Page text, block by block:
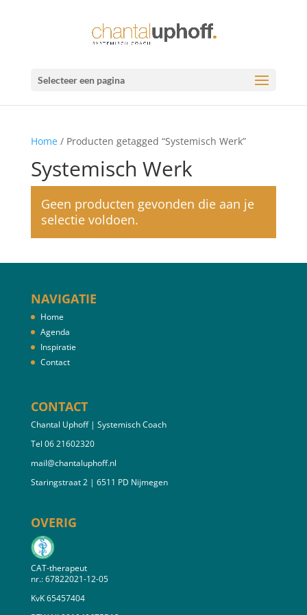
Selecteer een pagina
Home/ Producten getagged “Systemisch Werk”
Systemisch Werk
Geen producten gevonden die aan je
selectie voldoen.
NAVIGATIE
Home
Agenda
Inspiratie
Contact
CONTACT
Chantal Uphoff | Systemisch Coach
Tel 06 21602320
mail@chantaluphoff.nl
Staringstraat 2 | 6511 PD Nijmegen
OVERIG
CAT-therapeut
nr.: 67822021-12-05
KvK 65457404